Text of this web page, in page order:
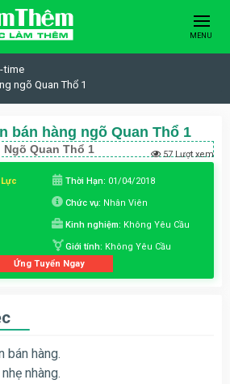
MENU
time
ngõ Quan Thổ 1
bán hàng ngõ Quan Thổ 1
Ngõ Quan Thổ 1 57 Lượt xem
Thời Hạn: 01/04/2018
Chức vụ: Nhân Viên
Kinh nghiệm: Không Yêu Cầu
Giới tính: Không Yêu Cầu
Ứng Tuyển Ngay
bán hàng.
nhàng.